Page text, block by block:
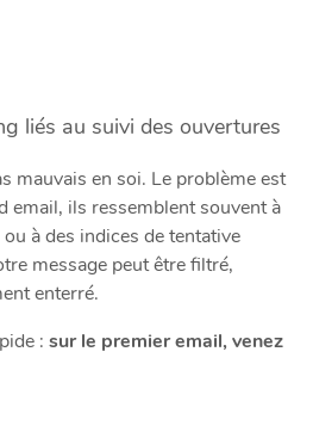
liés au suivi des ouvertures
mauvais en soi. Le problème est
email, ils ressemblent souvent à
à des indices de tentative
message peut être filtré,
enterré.
: sur le premier email, venez